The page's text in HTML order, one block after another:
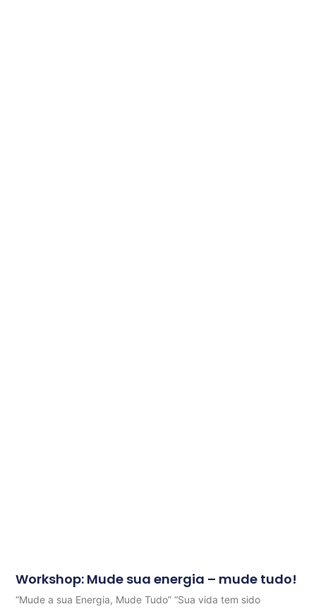
Workshop: Mude sua energia – mude tudo!
“Mude a sua Energia, Mude Tudo” “Sua vida tem sido